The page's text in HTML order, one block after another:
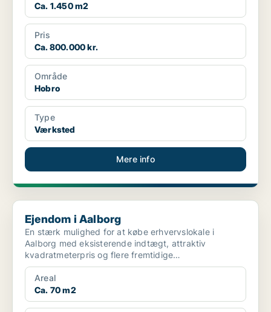
Ca. 1.450 m2
Pris
Ca. 800.000 kr.
Område
Hobro
Type
Værksted
Mere info
Ejendom i Aalborg
Ejendom i Aalborg
En stærk mulighed for at købe erhvervslokale i
Aalborg med eksisterende indtægt, attraktiv
kvadratmeterpris og flere fremtidige
anvendelsesmuligheder📈 • ...
Areal
Ca. 70 m2